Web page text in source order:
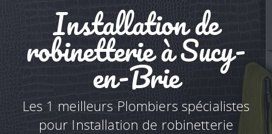
Installation de
robinetterie à Sucy-
en-Brie
Les 1 meilleurs Plombiers spécialistes
pour Installation de robinetterie